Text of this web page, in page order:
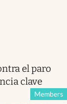
el paro
clave
Members